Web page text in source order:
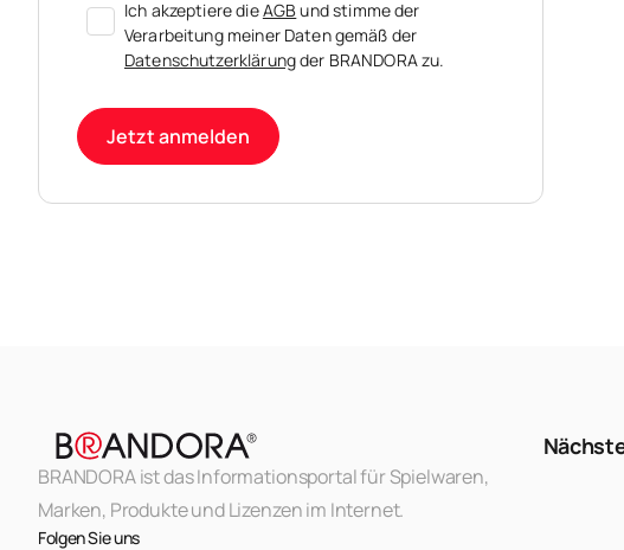
Ich akzeptiere dieAGBund stimme der
Verarbeitung meiner Daten gemäß der
Datenschutzerklärungder BRANDORA zu.
Jetzt anmelden
BRANDORA ist das Informationsportal für Spielwaren,
Marken, Produkte und Lizenzen im Internet.
Folgen Sie uns